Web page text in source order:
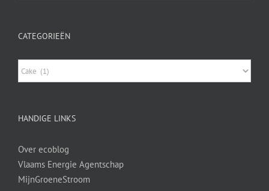
CATEGORIEËN
Categorieën
HANDIGE LINKS
Over ecoblog
Vlaams Energie Agentschap
MijnGroeneStroom